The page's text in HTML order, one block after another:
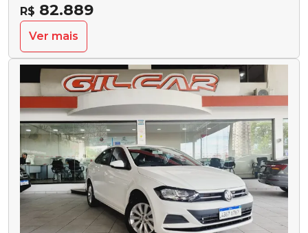
R$ 82.889
Ver mais